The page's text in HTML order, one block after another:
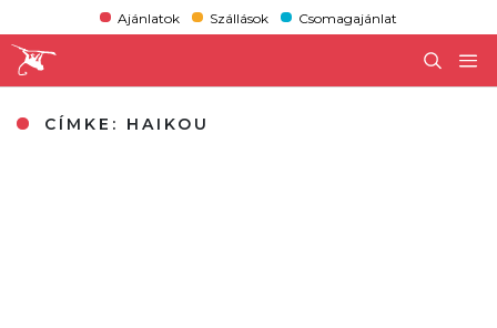
Ajánlatok Szállások Csomagajánlat
CÍMKE: HAIKOU